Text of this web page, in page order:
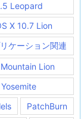
Leopard
X 10.7 Lion
ケーション関連
Lion
PatchBurn